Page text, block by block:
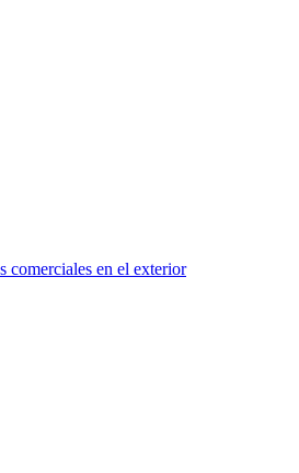
comerciales en el exterior